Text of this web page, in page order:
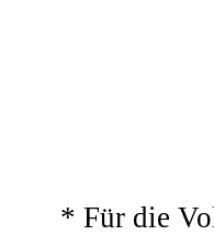
* Für die